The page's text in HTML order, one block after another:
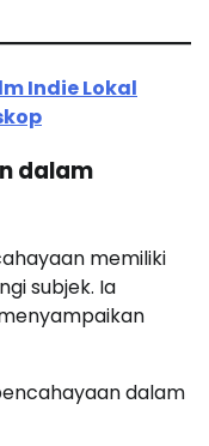
Indie Lokal
dalam
memiliki
subjek. Ia
dalam